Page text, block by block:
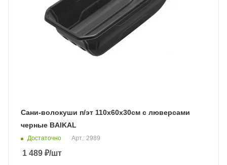
Сани-волокуши п/эт 110х60х30см с люверсами
черные BAIKAL
Достаточно Арт.: 2989
1 489 ₽/шт